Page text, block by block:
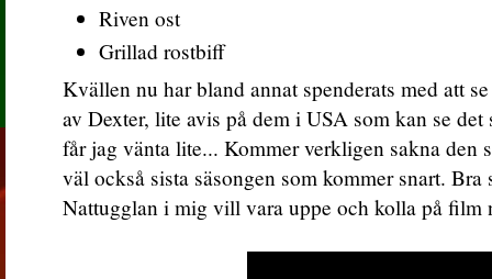
Riven ost
Grillad rostbiff
Kvällen nu har bland annat spenderats med att
av Dexter, lite avis på dem i USA som kan se
får jag vänta lite... Kommer verkligen sakna den
väl också sista säsongen som kommer snart.
Nattugglan i mig vill vara uppe och kolla på film